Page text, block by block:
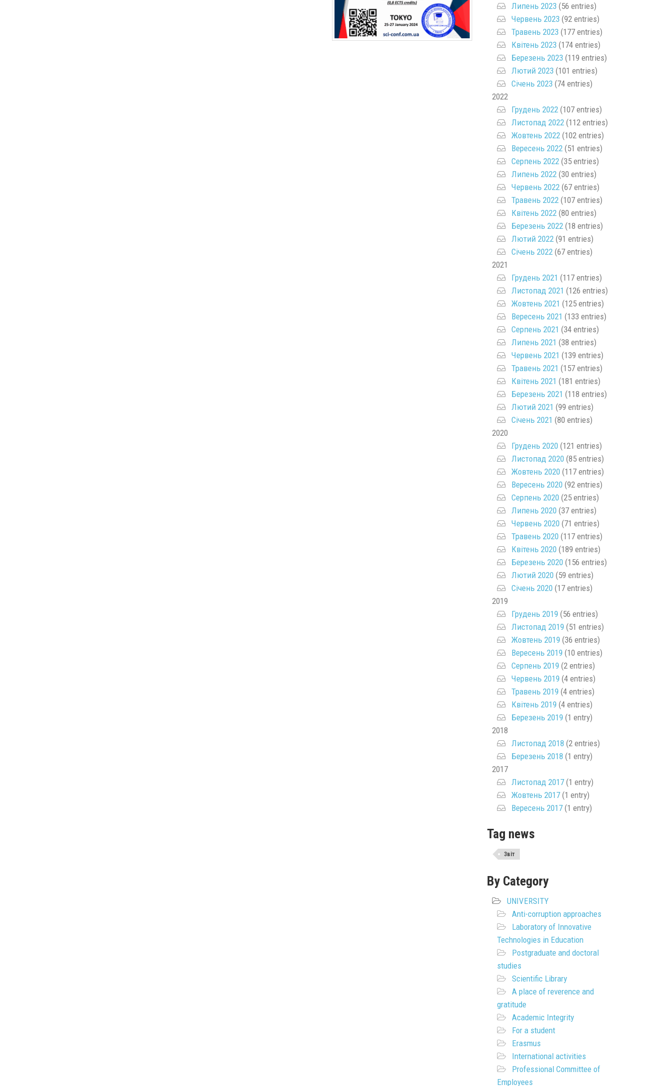
Липень 2023 (56 entries)
Червень 2023 (92 entries)
Травень 2023 (177 entries)
Квітень 2023 (174 entries)
Березень 2023 (119 entries)
Лютий 2023 (101 entries)
Січень 2023 (74 entries)
2022
Грудень 2022(107 entries)
Листопад 2022(112 entries)
Жовтень 2022(102 entries)
Вересень 2022(51 entries)
Серпень 2022(35 entries)
Липень 2022(30 entries)
Червень 2022(67 entries)
Травень 2022(107 entries)
Квітень 2022(80 entries)
Березень 2022(18 entries)
Лютий 2022(91 entries)
Січень 2022(67 entries)
2021
Грудень 2021 (117 entries)
Листопад 2021 (126 entries)
Жовтень 2021 (125 entries)
Вересень 2021 (133 entries)
Серпень 2021 (34 entries)
Липень 2021 (38 entries)
Червень 2021 (139 entries)
Травень 2021 (157 entries)
Квітень 2021 (181 entries)
Березень 2021 (118 entries)
Лютий 2021 (99 entries)
Січень 2021 (80 entries)
2020
Грудень 2020(121 entries)
Листопад 2020(85 entries)
Жовтень 2020(117 entries)
Вересень 2020(92 entries)
Серпень 2020(25 entries)
Липень 2020(37 entries)
Червень 2020(71 entries)
Травень 2020(117 entries)
Квітень 2020(189 entries)
Березень 2020(156 entries)
Лютий 2020(59 entries)
Січень 2020(17 entries)
2019
Грудень 2019 (56 entries)
Листопад 2019 (51 entries)
Жовтень 2019 (36 entries)
Вересень 2019 (10 entries)
Серпень 2019 (2 entries)
Червень 2019 (4 entries)
Травень 2019 (4 entries)
Квітень 2019 (4 entries)
Березень 2019 (1 entry)
2018
Листопад 2018 (2 entries)
Березень 2018 (1 entry)
2017
Листопад 2017(1 entry)
Жовтень 2017(1 entry)
Вересень 2017(1 entry)
Tag news
Звіт
By Category
UNIVERSITY
Anti-corruption approaches
Laboratory of Innovative
Technologies in Education
Postgraduate and doctoral
studies
Scientific Library
A place of reverence and
gratitude
Academic Integrity
For a student
Erasmus
International activities
Professional Committee of
Employees